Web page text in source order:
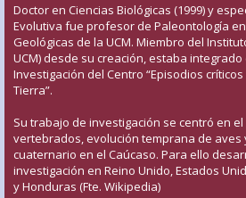
Doctor en Ciencias Biológicas (1999) y
Evolutiva fue profesor de Paleontología
Geológicas de la UCM. Miembro del
UCM) desde su creación, estaba
Investigación del Centro “Episodios
Tierra”.
Su trabajo de investigación se centró en
vertebrados, evolución temprana de aves
cuaternario en el Caúcaso. Para ello
investigación en Reino Unido, Estados
y Honduras (Fte. Wikipedia)